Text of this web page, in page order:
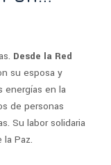
Desde la Red
su esposa y
energías en la
de personas
Su labor solidaria
Paz.